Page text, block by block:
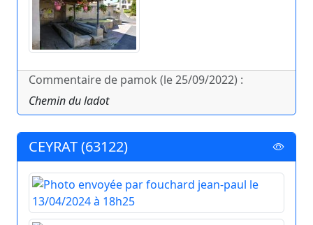
Commentaire de pamok (le 25/09/2022) :
Chemin du ladot
CEYRAT (63122)